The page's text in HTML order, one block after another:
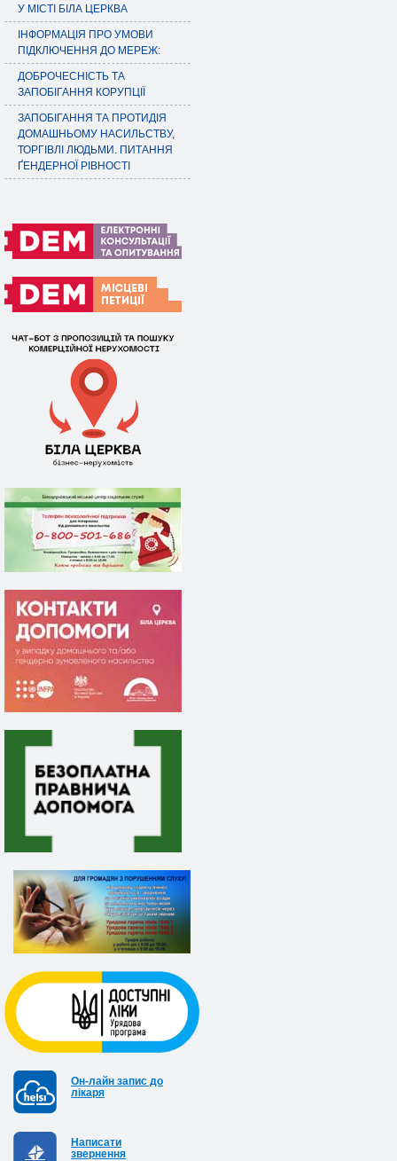
У МІСТІ БІЛА ЦЕРКВА
ІНФОРМАЦІЯ ПРО УМОВИ
ПІДКЛЮЧЕННЯ ДО МЕРЕЖ:
ДОБРОЧЕСНІСТЬ ТА
ЗАПОБІГАННЯ КОРУПЦІЇ
ЗАПОБІГАННЯ ТА ПРОТИДІЯ
ДОМАШНЬОМУ НАСИЛЬСТВУ,
ТОРГІВЛІ ЛЮДЬМИ. ПИТАННЯ
ҐЕНДЕРНОЇ РІВНОСТІ
Он-лайн запис до
лікаря
Написати
звернення